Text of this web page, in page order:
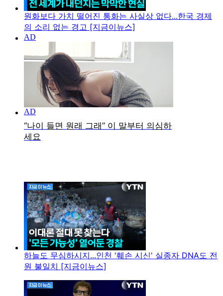
원화보다 가치 떨어진 통화는 사실상 없다...한국 경제
의 소리 없는 경고 [지금이뉴스]
하늘도 무심하시지...인천 '훼손 시신' 실종자 DNA도 전
원 불일치 [지금이뉴스]